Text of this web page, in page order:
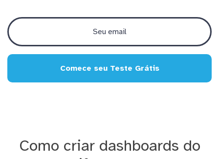
Comece seu Teste Grátis
Como criar dashboards do